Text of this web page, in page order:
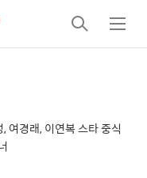
검
색
메
뉴
여경래, 이연복 스타 중식